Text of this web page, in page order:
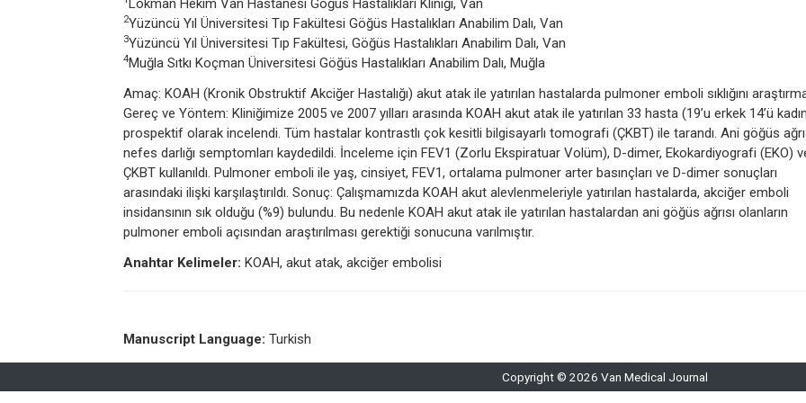
Lokman Hekim Van Hastanesi Göğüs Hastalıkları Kliniği, Van
2Yüzüncü Yıl Üniversitesi Tıp Fakültesi Göğüs Hastalıkları Anabilim Dalı, Van
3Yüzüncü Yıl Üniversitesi Tıp Fakültesi, Göğüs Hastalıkları Anabilim Dalı, Van
4Muğla Sıtkı Koçman Üniversitesi Göğüs Hastalıkları Anabilim Dalı, Muğla
Amaç: KOAH (Kronik Obstruktif Akciğer Hastalığı) akut atak ile yatırılan hastalarda pulmoner emboli sıklığını
Gereç ve Yöntem: Kliniğimize 2005 ve 2007 yılları arasında KOAH akut atak ile yatırılan 33 hasta (19’u erkek 14’ü
prospektif olarak incelendi. Tüm hastalar kontrastlı çok kesitli bilgisayarlı tomografi (ÇKBT) ile tarandı. Ani göğüs
nefes darlığı semptomları kaydedildi. İnceleme için FEV1 (Zorlu Ekspiratuar Volüm), D-dimer, Ekokardiyografi (EKO)
ÇKBT kullanıldı. Pulmoner emboli ile yaş, cinsiyet, FEV1, ortalama pulmoner arter basınçları ve D-dimer sonuçları
arasındaki ilişki karşılaştırıldı. Sonuç: Çalışmamızda KOAH akut alevlenmeleriyle yatırılan hastalarda, akciğer emboli
insidansının sık olduğu (%9) bulundu. Bu nedenle KOAH akut atak ile yatırılan hastalardan ani göğüs ağrısı olanların
pulmoner emboli açısından araştırılması gerektiği sonucuna varılmıştır.
Anahtar Kelimeler: KOAH, akut atak, akciğer embolisi
Manuscript Language: Turkish
Copyright © 2026 Van Medical Journal